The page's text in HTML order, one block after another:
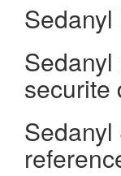
Sedanyl
securite